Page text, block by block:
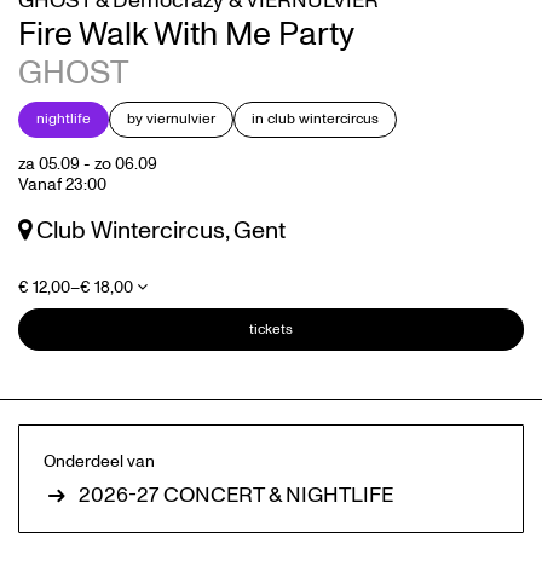
Fire Walk With Me Party
GHOST
nightlife by viernulvier in club wintercircus
za 05.09- zo 06.09
Vanaf 23:00
Club Wintercircus, Gent
€ 12,00–€ 18,00
tickets
Onderdeel van
2026-27 CONCERT & NIGHTLIFE